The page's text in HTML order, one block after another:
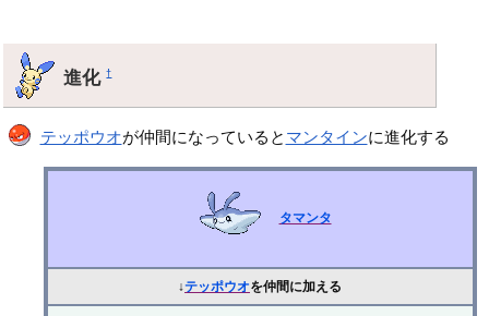
進化†
テッポウオが仲間になっていると マンタインに進化する
タマンタ
↓テッポウオを仲間に加える